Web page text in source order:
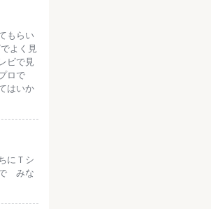
もらい
よく見
ビで見
ロで
はいか
にＴシ
で みな